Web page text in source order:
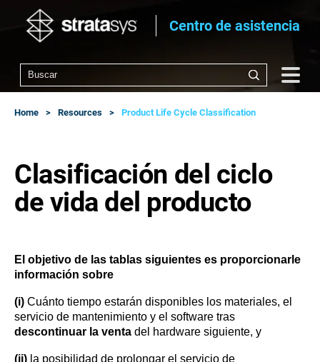
Centro de asistencia
Home Resources Product Life Cycle Classification
Clasificación del ciclo
de vida del producto
El objetivo de las tablas siguientes es proporcionarle
información sobre
(i) Cuánto tiempo estarán disponibles los materiales, el
servicio de mantenimiento y el software tras
descontinuar la venta del hardware siguiente, y
(ii) la posibilidad de prolongar el servicio de